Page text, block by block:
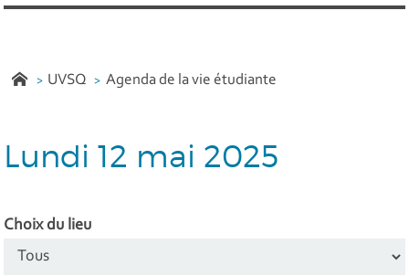
UVSQ Agenda de la vie étudiante
Lundi 12 mai 2025
Choix du lieu